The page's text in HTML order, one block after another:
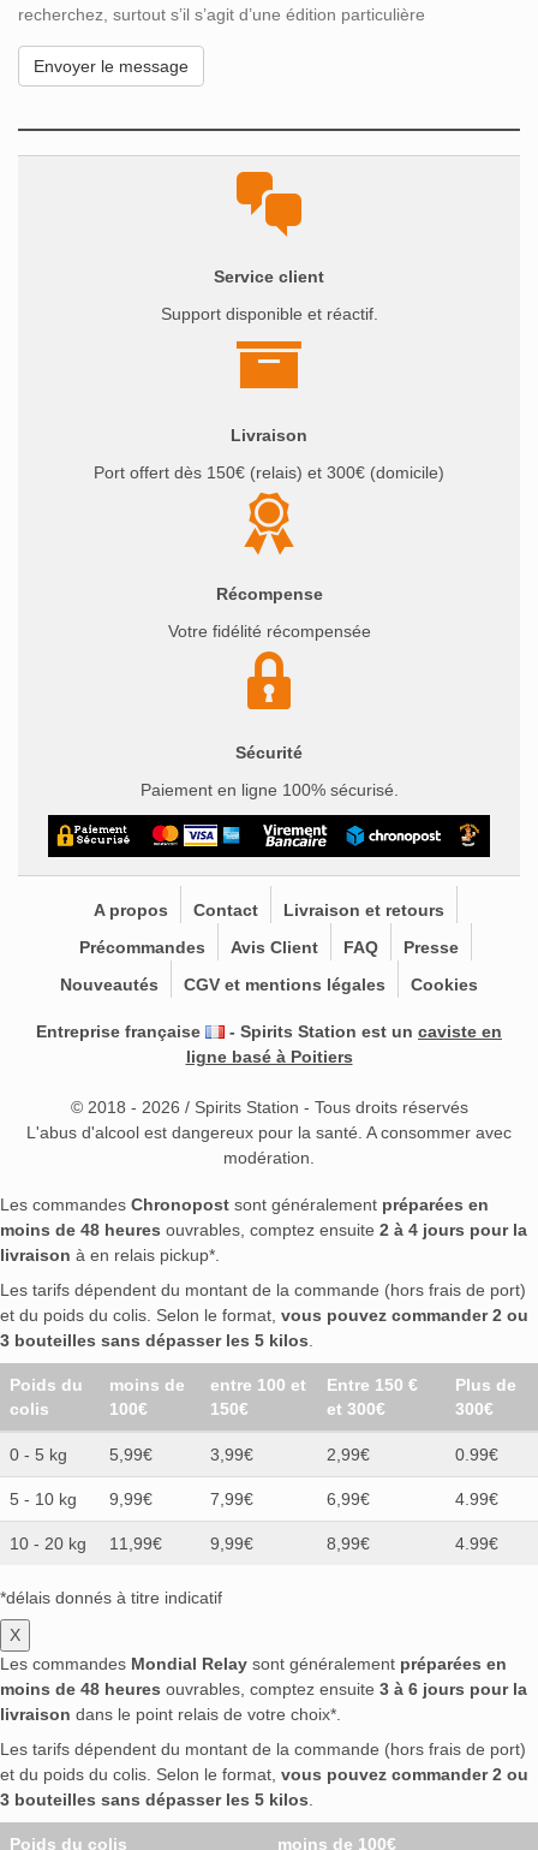
recherchez, surtout s’il s’agit d’une édition particulière
Service client
Support disponible et réactif.
Livraison
Port offert dès 150€ (relais) et 300€ (domicile)
Récompense
Votre fidélité récompensée
Sécurité
Paiement en ligne 100% sécurisé.
A propos Contact
Livraison et retours
Précommandes
Avis Client FAQ
Presse
Nouveautés
CGV et mentions légales Cookies
Entreprise française - Spirits Station est un caviste en
ligne basé à Poitiers
© 2018 - 2026 / Spirits Station - Tous droits réservés
L'abus d'alcool est dangereux pour la santé. A consommer avec
modération.
Les commandes Chronopost sont généralement préparées en
moins de 48 heures ouvrables, comptez ensuite 2 à 4 jours pour la
livraison à en relais pickup*.
Les tarifs dépendent du montant de la commande (hors frais de port)
et du poids du colis. Selon le format, vous pouvez commander 2 ou
3 bouteilles sans dépasser les 5 kilos
Poids du
colis
moins de
100€
entre 100 et
150€
Entre 150 €
et 300€
Plus de
300€
0 - 5 kg 5,99€ 3,99€ 2,99€ 0.99€
5 - 10 kg 9,99€ 7,99€ 6,99€ 4.99€
10 - 20 kg 11,99€ 9,99€ 8,99€ 4.99€
*délais donnés à titre indicatif
X
Les commandes Mondial Relay sont généralement préparées en
moins de 48 heures ouvrables, comptez ensuite 3 à 6 jours pour la
livraison dans le point relais de votre choix*.
Les tarifs dépendent du montant de la commande (hors frais de port)
et du poids du colis. Selon le format, vous pouvez commander 2 ou
3 bouteilles sans dépasser les 5 kilos
Poids du colis moins de 100€